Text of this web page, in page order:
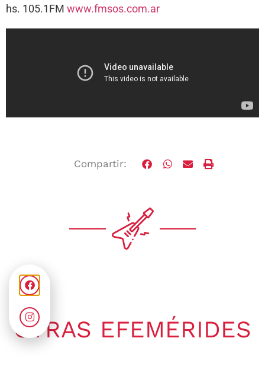
hs. 105.1FM www.fmsos.com.ar
Compartir:
OTRAS EFEMÉRIDES